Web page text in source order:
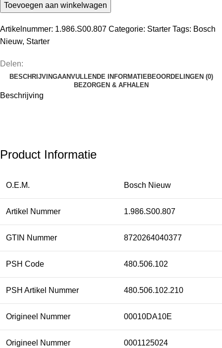
Toevoegen aan winkelwagen
Artikelnummer: 1.986.S00.807 Categorie: Starter Tags: Bosch
Nieuw, Starter
Delen:
BESCHRIJVINGAANVULLENDE INFORMATIE BEOORDELINGEN (0)
BEZORGEN & AFHALEN
Beschrijving
Product Informatie
O.E.M. Bosch Nieuw
Artikel Nummer 1.986.S00.807
GTIN Nummer 8720264040377
PSH Code 480.506.102
PSH Artikel Nummer 480.506.102.210
Origineel Nummer 00010DA10E
Origineel Nummer 0001125024